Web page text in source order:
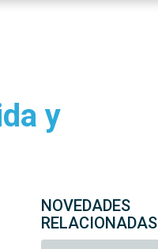
y
NOVEDADES
RELACIONADAS